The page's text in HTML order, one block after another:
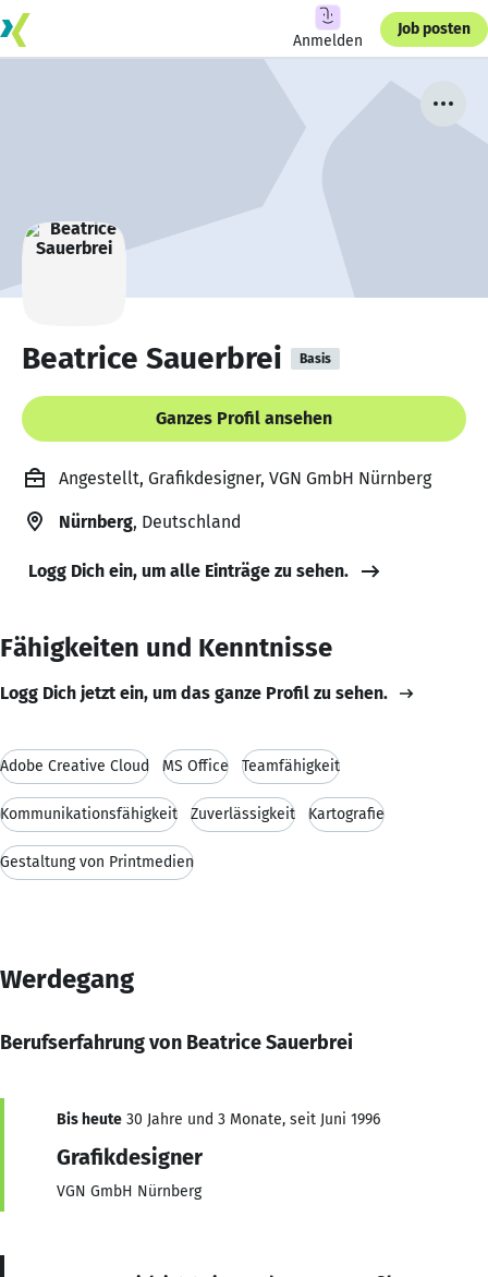
Anmelden
Job posten
Beatrice Sauerbrei Basis
Ganzes Profil ansehen
Angestellt, Grafikdesigner, VGN GmbH Nürnberg
Nürnberg, Deutschland
Logg Dich ein, um alle Einträge zu sehen.
Fähigkeiten und Kenntnisse
Logg Dich jetzt ein, um das ganze Profil zu sehen.
Adobe Creative Cloud MS Office Teamfähigkeit
Kommunikationsfähigkeit Zuverlässigkeit Kartografie
Gestaltung von Printmedien
Werdegang
Berufserfahrung von Beatrice Sauerbrei
Bis heute 30 Jahre und 3 Monate, seit Juni 1996
Grafikdesigner
VGN GmbH Nürnberg